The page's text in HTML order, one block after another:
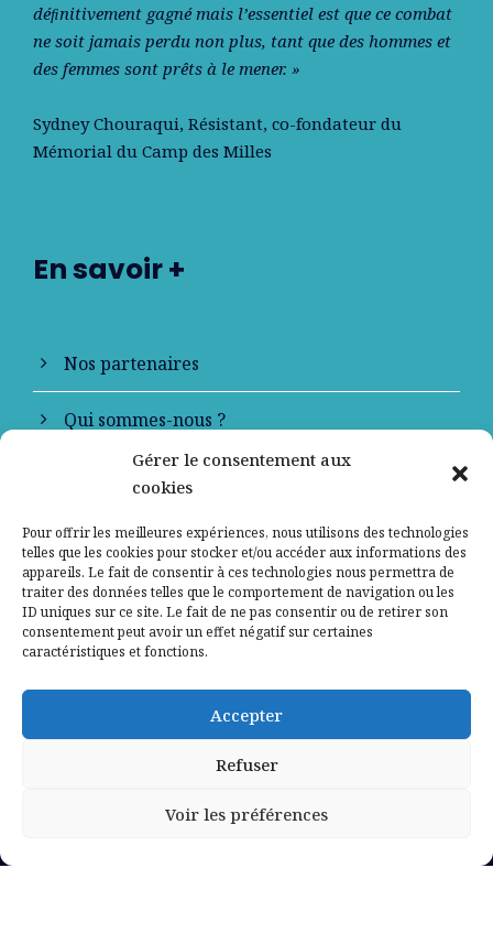
Gérer le consentement aux
cookies
Pour offrir les meilleures expériences, nous utilisons des technologies
telles que les cookies pour stocker et/ou accéder aux informations des
appareils. Le fait de consentir à ces technologies nous permettra de
traiter des données telles que le comportement de navigation ou les
ID uniques sur ce site. Le fait de ne pas consentir ou de retirer son
consentement peut avoir un effet négatif sur certaines
caractéristiques et fonctions.
Accepter
Refuser
Voir les préférences
déﬁnitivement gagné mais l’essentiel est que ce combat
ne soit jamais perdu non plus, tant que des hommes et
des femmes sont prêts à le mener. »
Sydney Chouraqui, Résistant, co-fondateur du
Mémorial du Camp des Milles
En savoir +
Nos partenaires
Qui sommes-nous ?
Contactez-nous
Mentions légales
Politique de confidentialité